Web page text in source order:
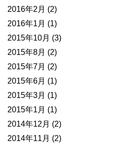
2016年2月 (2)
2016年1月 (1)
2015年10月 (3)
2015年8月 (2)
2015年7月 (2)
2015年6月 (1)
2015年3月 (1)
2015年1月 (1)
2014年12月 (2)
2014年11月 (2)